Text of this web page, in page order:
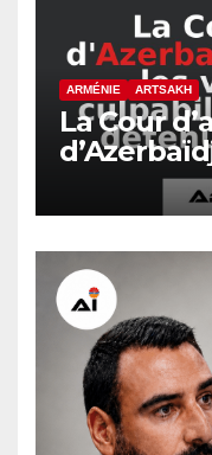
ARMÉNIE ARTSAKH
La Cour
verdicts
des